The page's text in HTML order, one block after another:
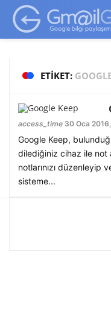
google-site-
ETIKET:
access_time 30 Oca
Google Keep,
dilediğiniz cihaz ile not
notlarınızı düzenleyip
sisteme...